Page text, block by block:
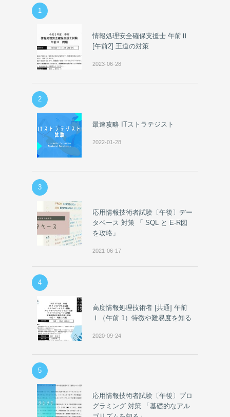
1
情報処理安全確保支援士 午前Ⅱ
[午前2] 王道の対策
2023-06-28
2
最速攻略 ITストラテジスト
2022-01-28
3
応用情報技術者試験〔午後〕デー
タベース 対策 「 SQL と E-R図
を攻略」
2021-06-17
4
高度情報処理技術者 [共通] 午前
Ⅰ（午前 1）特徴や難易度を知る
2020-09-24
5
応用情報技術者試験〔午後〕プロ
グラミング 対策 「基礎的なアル